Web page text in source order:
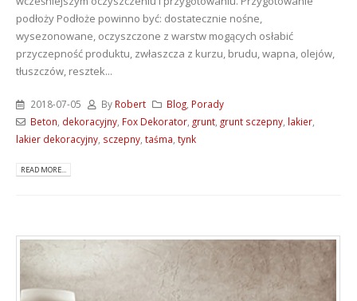
podłoży Podłoże powinno być: dostatecznie nośne,
wysezonowane, oczyszczone z warstw mogących osłabić
przyczepność produktu, zwłaszcza z kurzu, brudu, wapna, olejów,
tłuszczów, resztek...
2018-07-05 By Robert Blog Porady
Beton dekoracyjny, Fox Dekorator, grunt, grunt sczepny, lakier,
lakier dekoracyjny sczepny taśma tynk
READ MORE...